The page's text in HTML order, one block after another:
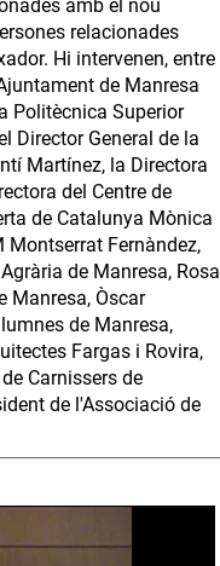
amb el nou
relacionades
Hi intervenen, entre
de Manresa
Politècnica Superior
Director General de la
Martínez, la Directora
del Centre de
de Catalunya Mònica
Montserrat Fernàndez,
de Manresa, Rosa
Manresa, Òscar
de Manresa,
Fargas i Rovira,
Carnissers de
de l'Associació de